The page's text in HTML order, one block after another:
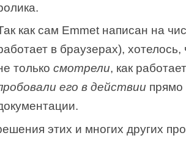
как сам Emmet написан на
в браузерах),
толькосмотрели, как
его в действии прямо
этих и многих других